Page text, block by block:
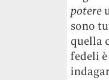
potere
sono
quella
fedeli